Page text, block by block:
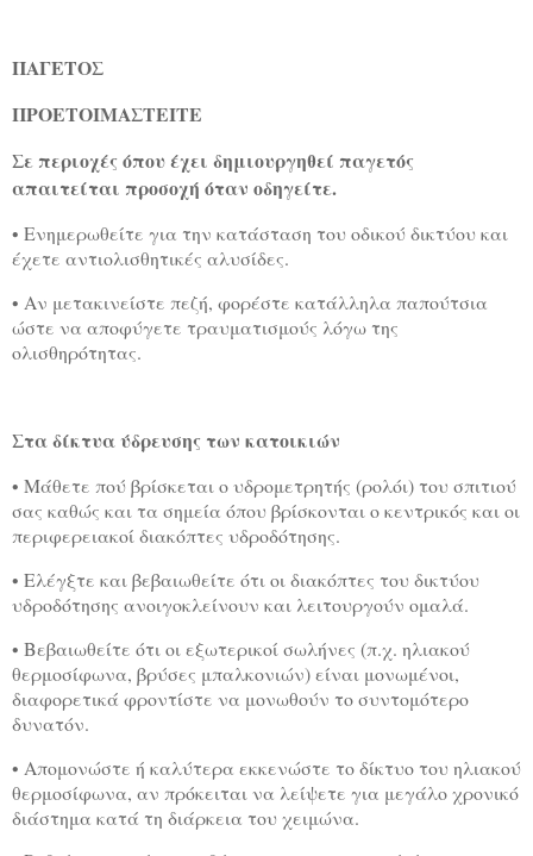
ΠΑΓΕΤΟΣ
ΠΡΟΕΤΟΙΜΑΣΤΕΙΤΕ
Σε περιοχές όπου έχει δημιουργηθεί παγετός
απαιτείται προσοχή όταν οδηγείτε.
• Ενημερωθείτε για την κατάσταση του οδικού δικτύου και
έχετε αντιολισθητικές αλυσίδες.
• Αν μετακινείστε πεζή, φορέστε κατάλληλα παπούτσια
ώστε να αποφύγετε τραυματισμούς λόγω της
ολισθηρότητας.
Στα δίκτυα ύδρευσης των κατοικιών
• Μάθετε πού βρίσκεται ο υδρομετρητής (ρολόι) του σπιτιού
σας καθώς και τα σημεία όπου βρίσκονται ο κεντρικός και οι
περιφερειακοί διακόπτες υδροδότησης.
• Ελέγξτε και βεβαιωθείτε ότι οι διακόπτες του δικτύου
υδροδότησης ανοιγοκλείνουν και λειτουργούν ομαλά.
• Βεβαιωθείτε ότι οι εξωτερικοί σωλήνες (π.χ. ηλιακού
θερμοσίφωνα, βρύσες μπαλκονιών) είναι μονωμένοι,
διαφορετικά φροντίστε να μονωθούν το συντομότερο
δυνατόν.
• Απομονώστε ή καλύτερα εκκενώστε το δίκτυο του ηλιακού
θερμοσίφωνα, αν πρόκειται να λείψετε για μεγάλο χρονικό
διάστημα κατά τη διάρκεια του χειμώνα.